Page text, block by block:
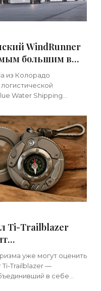
WindRunner
большим в
- «Техника»
из Колорадо
Water Shipping
транспортного
Он сможет
всему миру
Ti-Trailblazer
компас
- «Техника»
уже могут оценить
Ti-Trailblazer —
в себе